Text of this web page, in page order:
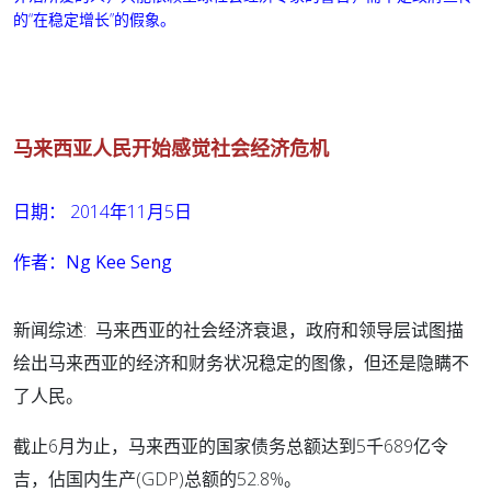
的“在稳定增长”的假象。
马来西亚人民开始感觉社会经济危机
日期： 2014年11月5日
作者：Ng Kee Seng
新闻综述: 马来西亚的社会经济衰退，政府和领导层试图描
绘出马来西亚的经济和财务状况稳定的图像，但还是隐瞒不
了人民。
截止6月为止，马来西亚的国家债务总额达到5千689亿令
吉，佔国内生产(GDP)总额的52.8%。